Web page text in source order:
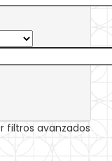
filtros avanzados